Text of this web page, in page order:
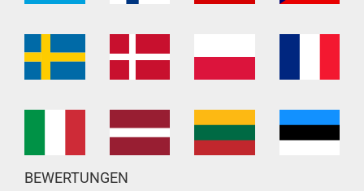
BEWERTUNGEN